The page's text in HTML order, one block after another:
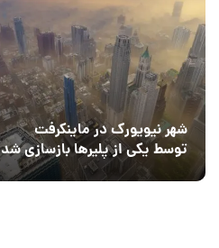
شهر نیویورک در ماینکرفت
توسط یکی از پلیرها بازسازی شد